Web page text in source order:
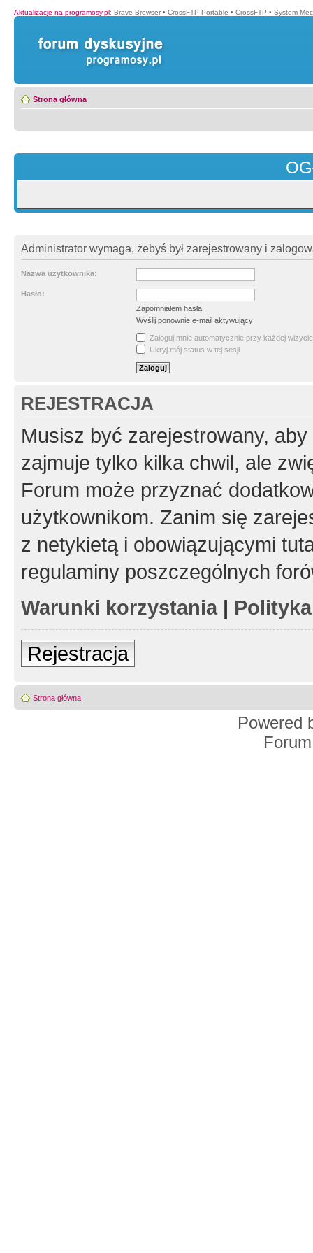
Aktualizacje na programosy.pl: Brave Browser • CrossFTP Portable • CrossFTP • System
Strona główna
Administrator wymaga, żebyś był zarejestrowany i
Nazwa użytkownika:
Hasło:
Zapomniałem hasła
Wyślij ponownie e-mail aktywujący
Zaloguj mnie automatycznie przy każdej wizycie
Ukryj mój status w tej sesji
REJESTRACJA
Musisz być zarejestrowany,
zajmuje tylko kilka chwil, ale
Forum może przyznać
użytkownikom. Zanim się
z netykietą i obowiązującymi
regulaminy poszczególnych
Warunki korzystania|
Rejestracja
Strona główna
Powered